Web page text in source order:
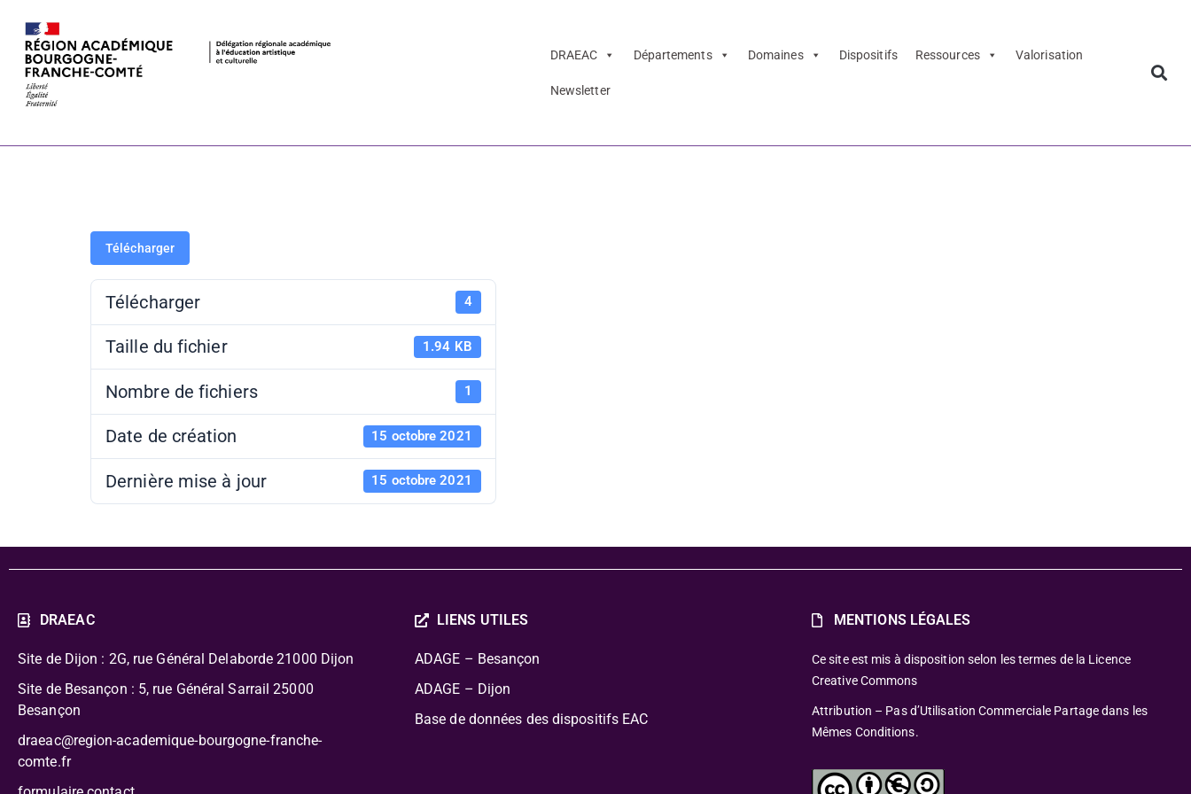
DRAEAC Départements Domaines Dispositifs Ressources Valorisation
Newsletter
Télécharger
Télécharger 4
Taille du fichier 1.94 KB
Nombre de fichiers 1
Date de création 15 octobre 2021
Dernière mise à jour 15 octobre 2021
DRAEAC
Site de Dijon : 2G, rue Général Delaborde 21000 Dijon
Site de Besançon : 5, rue Général Sarrail 25000
Besançon
draeac@region-academique-bourgogne-franche-
comte.fr
LIENS UTILES
ADAGE – Besançon
ADAGE – Dijon
Base de données des dispositifs EAC
MENTIONS LÉGALES
Ce site est mis à disposition selon les termes de la Licence
Creative Commons
Attribution – Pas d’Utilisation Commerciale Partage dans les
Mêmes Conditions.